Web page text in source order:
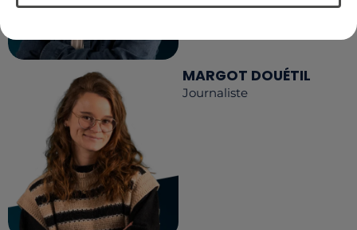
MARGOT DOUÉTIL
Journaliste